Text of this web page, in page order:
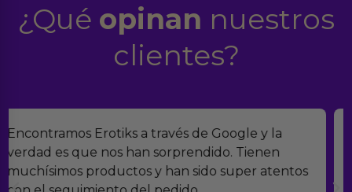
¿Qué opinan nuestros
clientes?
Suelo comprar en tiendas eróticas online, y
Erotiks es una de las que más me gustan. No he
tenido nunca ningún problema con los